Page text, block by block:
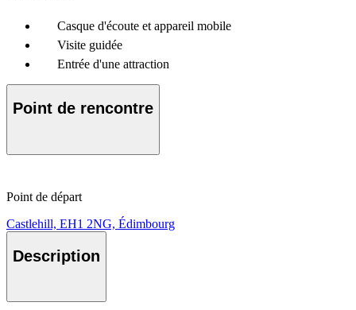
Casque d'écoute et appareil mobile
Visite guidée
Entrée d'une attraction
Point de rencontre
Point de départ
Castlehill, EH1 2NG, Édimbourg
Description